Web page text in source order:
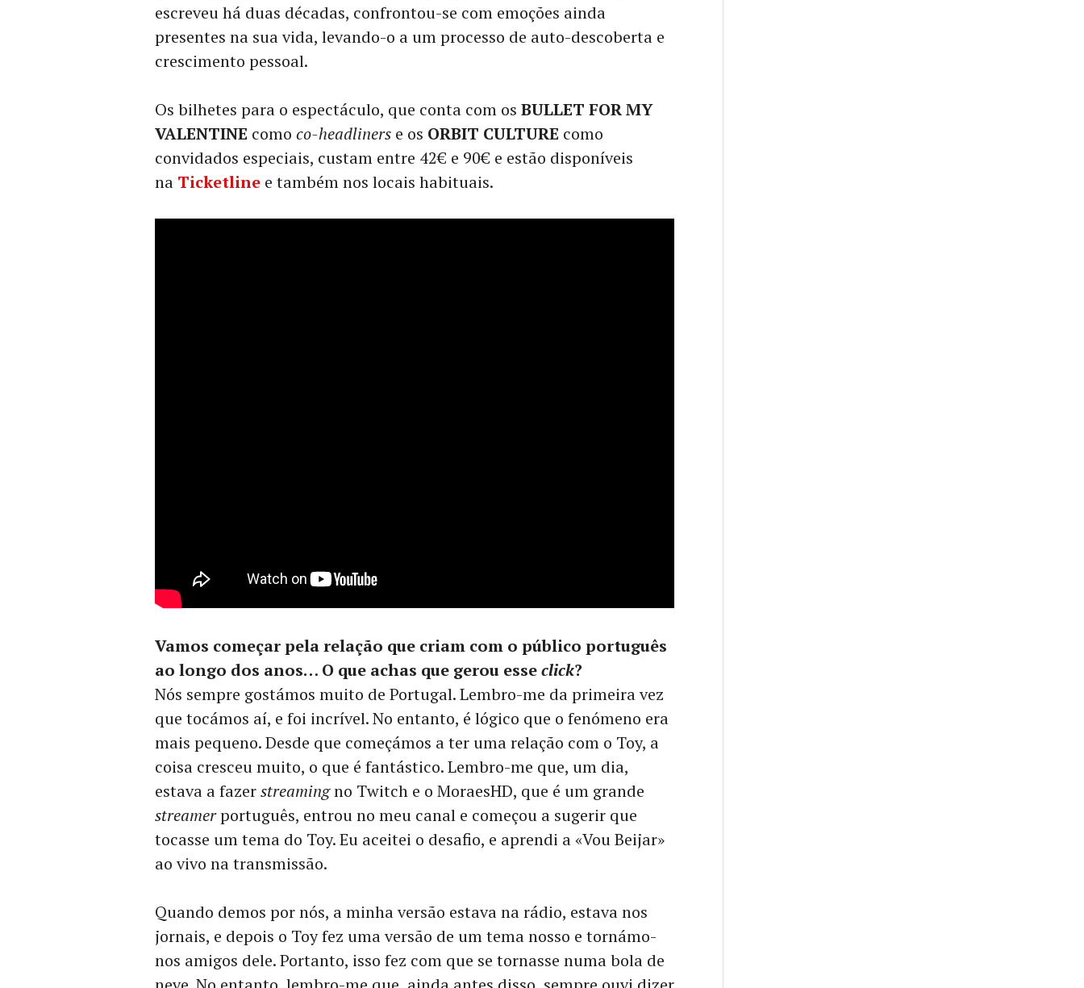
escreveu há duas décadas, confrontou-se com emoções ainda
presentes na sua vida, levando-o a um processo de auto-descoberta e
crescimento pessoal.
Os bilhetes para o espectáculo, que conta com os BULLET FOR MY
VALENTINE como co-headliners e os ORBIT CULTURE como
convidados especiais, custam entre 42€ e 90€ e estão disponíveis
na Ticketline e também nos locais habituais.
Vamos começar pela relação que criam com o público português
ao longo dos anos… O que achas que gerou esseclick?
Nós sempre gostámos muito de Portugal. Lembro-me da primeira vez
que tocámos aí, e foi incrível. No entanto, é lógico que o fenómeno era
mais pequeno. Desde que começámos a ter uma relação com o Toy, a
coisa cresceu muito, o que é fantástico. Lembro-me que, um dia,
estava a fazerstreamingno Twitch e o MoraesHD, que é um grande
streamerportuguês, entrou no meu canal e começou a sugerir que
tocasse um tema do Toy. Eu aceitei o desafio, e aprendi a «Vou Beijar»
ao vivo na transmissão.
Quando demos por nós, a minha versão estava na rádio, estava nos
jornais, e depois o Toy fez uma versão de um tema nosso e tornámo-
nos amigos dele. Portanto, isso fez com que se tornasse numa bola de